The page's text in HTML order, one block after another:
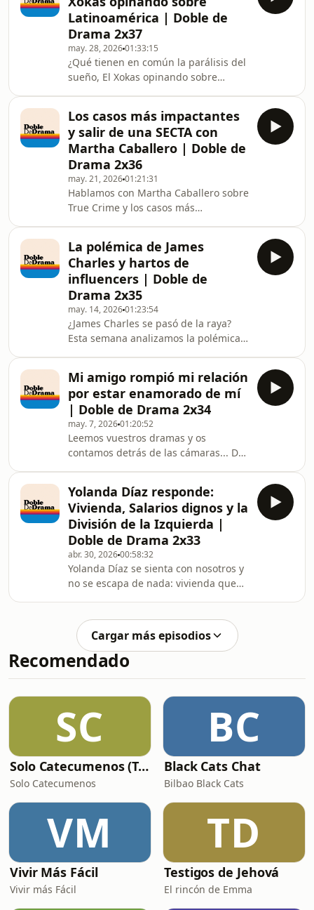
eso y más en el podcast de hoy.
Latinoamérica | Doble de
Drama 2x37
may. 28, 202601:33:15
¿Qué tienen en común la parálisis del
sueño, El Xokas opinando sobre
conectamos todo.
Los casos más impactantes
y salir de una SECTA con
Martha Caballero | Doble de
Drama 2x36
may. 21, 202601:21:31
Hablamos con Martha Caballero sobre
True Crime y los casos más
conocida secta: los Testigos de Jehová,
algo que tiene en común con alguno
de nosotros...¡Gracias Patanomelón
por patrocinar este
episodio!Aprovecha las rebajas hasta
un 60% de descuento en
Platanomelón con
https://plmn.es/doblededrama-
rebajas &amp; añade el código “DOB
La polémica de James
Charles y hartos de
influencers | Doble de
Drama 2x35
may. 14, 202601:23:54
¿James Charles se pasó de la raya?
Esta semana analizamos la polémica
arremeter contra una seguidora
desempleada que le pidió ayuda
económica y su posterior disculpa
pública. ¿Fue un desliz o la prueba de
que el privilegio de los influencers no
tiene límites?Hablamos de la cultura
influencer y de por qué cada vez más
gente está harta de
Mi amigo rompió mi relación
por estar enamorado de mí
| Doble de Drama 2x34
may. 7, 202601:20:52
Leemos vuestros dramas y os
contamos detrás de las cámaras... De
disfrutar.
Yolanda Díaz responde:
Vivienda, Salarios dignos y la
División de la Izquierda |
Doble de Drama 2x33
abr. 30, 202600:58:32
Yolanda Díaz se sienta con nosotros y
no se escapa de nada: vivienda que
tomarse un café, salarios que no
llegan a fin de mes y lo que nadie le
pregunta abiertamente: ¿cómo ha
sido realmente vivir todo esto desde
conversación sin protocolo y sin
filtros.
Cargar más episodios
Recomendado
SC
Solo Catecumenos (Temas católicos)
Solo Catecumenos
BC
Black Cats Chat
Bilbao Black Cats
VM
Vivir Más Fácil
Vivir más Fácil
TD
Testigos de Jehová
El rincón de Emma